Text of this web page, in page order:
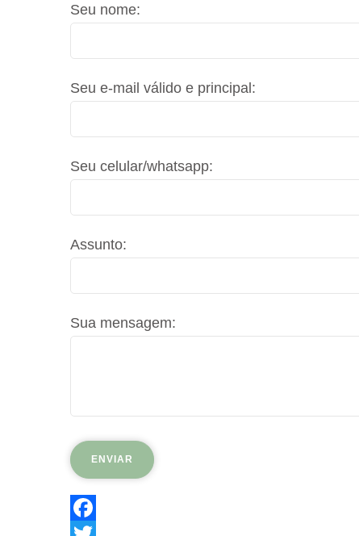
Seu nome:
Seu e-mail válido e principal:
Seu celular/whatsapp:
Assunto:
Sua mensagem: